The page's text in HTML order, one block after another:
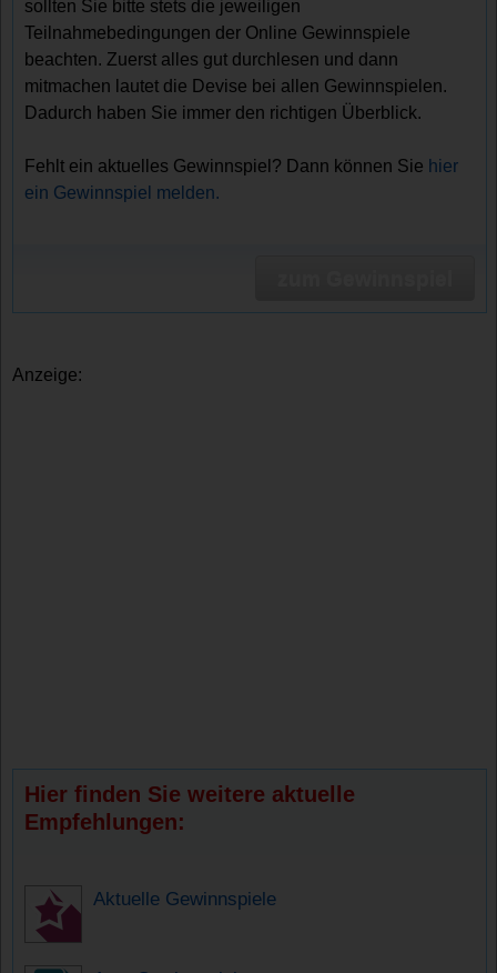
sollten Sie bitte stets die jeweiligen
Teilnahmebedingungen der Online Gewinnspiele
beachten. Zuerst alles gut durchlesen und dann
mitmachen lautet die Devise bei allen Gewinnspielen.
Dadurch haben Sie immer den richtigen Überblick.
Fehlt ein aktuelles Gewinnspiel? Dann können Sie hier
ein Gewinnspiel melden.
Anzeige:
Hier finden Sie weitere aktuelle
Empfehlungen:
Aktuelle Gewinnspiele